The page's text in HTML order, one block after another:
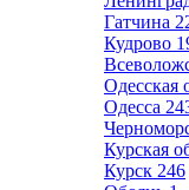
Гатчина
Кудрово
Одесская
Одесса
Курская
Курск 246